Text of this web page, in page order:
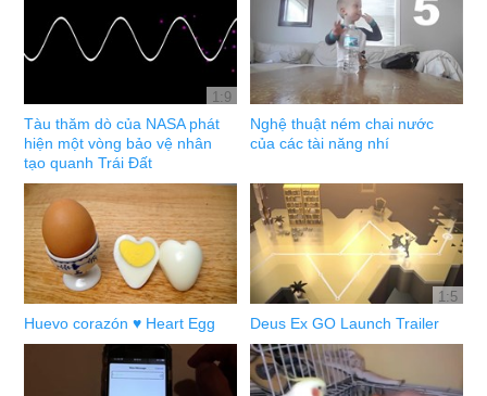
1:9
Tàu thăm dò của NASA phát
hiện một vòng bảo vệ nhân
tạo quanh Trái Đất
Nghệ thuật ném chai nước
của các tài năng nhí
Huevo corazón ♥ Heart Egg
1:5
Deus Ex GO Launch Trailer